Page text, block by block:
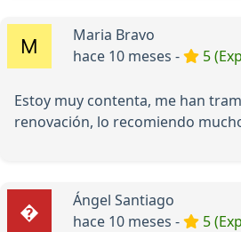
Maria Bravo
hace 10 meses -
5
Estoy muy contenta, me han
renovación, lo recomiendo
Ángel Santiago
hace 10 meses -
5